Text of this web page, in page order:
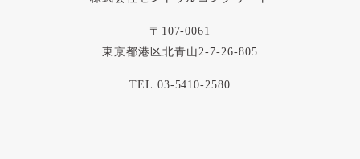
〒107-0061
東京都港区北青山2-7-26-805
TEL.03-5410-2580